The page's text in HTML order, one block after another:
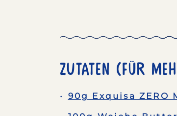
Zutaten (Für
90g Exquisa ZERO